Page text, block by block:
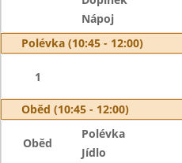
Nápoj
Polévka (10:45 - 12:00)
1
Oběd (10:45 - 12:00)
Oběd
Polévka
Jídlo